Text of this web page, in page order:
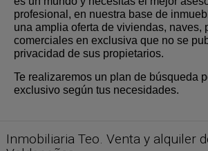
profesional, en nuestra base de
una amplia oferta de viviendas, naves,
comerciales en exclusiva que no se
privacidad de sus propietarios.
Te realizaremos un plan de búsqueda
exclusivo según tus necesidades.
Inmobiliaria Teo. Venta y alquiler
VALDEPEÑAS,CIUDAD REAL